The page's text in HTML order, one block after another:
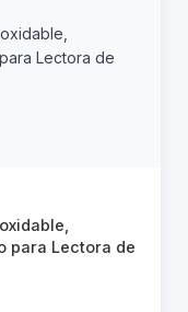
para Lectora de